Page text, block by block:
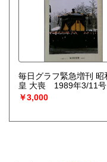
毎日グラフ緊急増刊 昭和天
皇 大喪 1989年3/11号
￥3,000